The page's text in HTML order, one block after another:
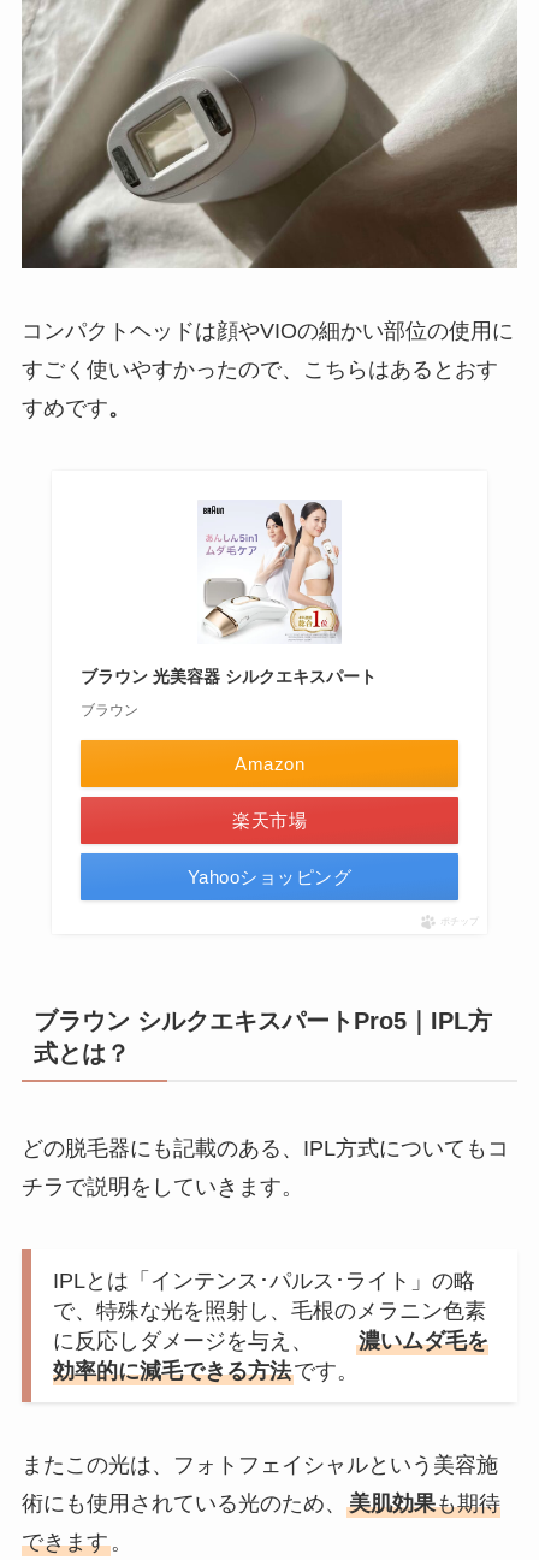
コンパクトヘッドは顔やVIOの細かい部位の使用に
すごく使いやすかったので、こちらはあるとおす
すめです。
ブラウン 光美容器 シルクエキスパート
ブラウン
Amazon
楽天市場
Yahooショッピング
ポチップ
ブラウン シルクエキスパートPro5｜IPL方
式とは？
どの脱毛器にも記載のある、IPL方式についてもコ
チラで説明をしていきます。
IPLとは「インテンス･パルス･ライト」の略
で、特殊な光を照射し、毛根のメラニン色素
に反応しダメージを与え、 濃いムダ毛を
効率的に減毛できる方法です。
またこの光は、フォトフェイシャルという美容施
術にも使用されている光のため、 美肌効果も期待
できます。